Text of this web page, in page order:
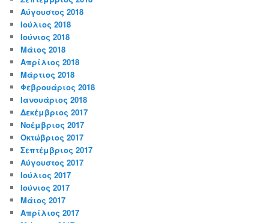
Αύγουστος 2018
Ιούλιος 2018
Ιούνιος 2018
Μάιος 2018
Απρίλιος 2018
Μάρτιος 2018
Φεβρουάριος 2018
Ιανουάριος 2018
Δεκέμβριος 2017
Νοέμβριος 2017
Οκτώβριος 2017
Σεπτέμβριος 2017
Αύγουστος 2017
Ιούλιος 2017
Ιούνιος 2017
Μάιος 2017
Απρίλιος 2017